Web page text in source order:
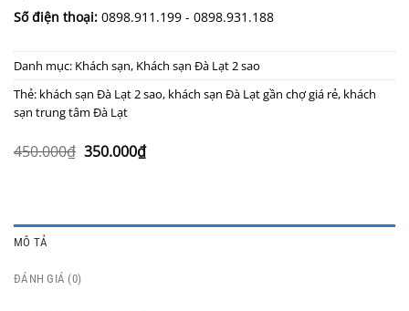
Số điện thoại: 0898.911.199 - 0898.931.188
Danh mục: Khách sạn, Khách sạn Đà Lạt 2 sao
Thẻ: khách sạn Đà Lạt 2 sao, khách sạn Đà Lạt gần chợ giá rẻ, khách
sạn trung tâm Đà Lạt
450.000₫ Giá
350.000₫Giá
hiện
MÔ TẢ
ĐÁNH GIÁ (0)